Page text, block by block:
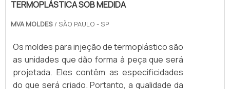
TERMOPLÁSTICA SOB MEDIDA
MVA MOLDES / SÃO PAULO - SP
Os moldes para injeção de termoplástico são
as unidades que dão forma à peça que será
projetada. Eles contêm as especificidades
do que será criado. Portanto, a qualidade da